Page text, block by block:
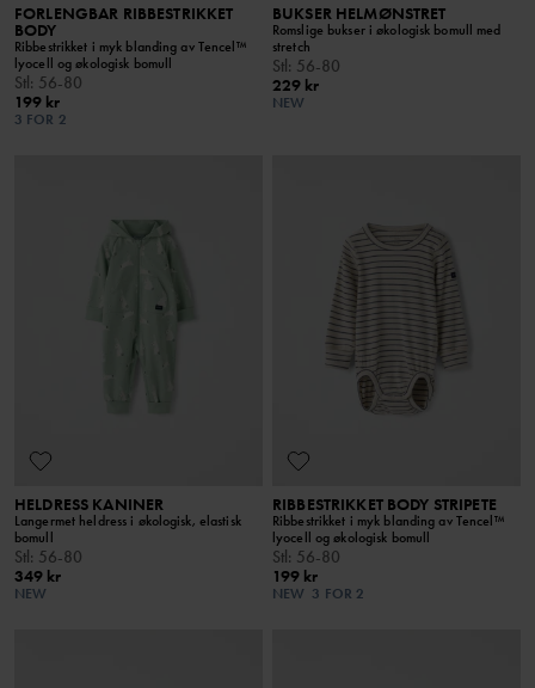
FORLENGBAR RIBBESTRIKKET
BODY
Ribbestrikket i myk blanding av Tencel™
lyocell og økologisk bomull
Stl: 56-80
199 kr
3 FOR 2
BUKSER HELMØNSTRET
Romslige bukser i økologisk bomull med
stretch
Stl: 56-80
229 kr
NEW
HELDRESS KANINER
Langermet heldress i økologisk, elastisk
bomull
Stl: 56-80
349 kr
NEW
RIBBESTRIKKET BODY STRIPETE
Ribbestrikket i myk blanding av Tencel™
lyocell og økologisk bomull
Stl: 56-80
199 kr
NEW 3 FOR 2